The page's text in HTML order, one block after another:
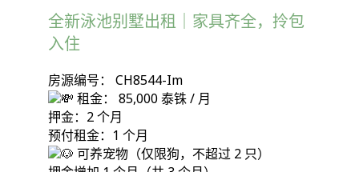
全新泳池别墅出租｜家具齐全，拎包
入住
房源编号： CH8544-Im
租金： 85,000 泰铢 / 月
押金：2 个月
预付租金：1 个月
可养宠物（仅限狗，不超过 2 只）